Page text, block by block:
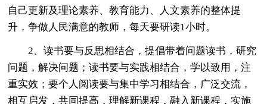
自己更新及理论素养、教育能力、人文素养的整体提
升，争做人民满意的教师，每天要研读1小时。
2、读书要与反思相结合，提倡带着问题读书，研究
问题，解决问题；读书要与实践相结合，学以致用，注
重实效；要个人阅读要与集中学习相结合，广泛交流，
相互启发，共同提高，理解新课程，融入新课程，实施